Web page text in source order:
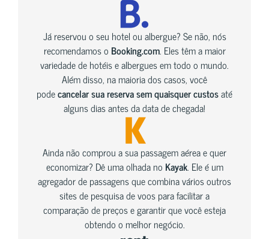
Já reservou o seu hotel ou albergue? Se não, nós
recomendamos o Booking.com. Eles têm a maior
variedade de hotéis e albergues em todo o mundo.
Além disso, na maioria dos casos, você
podecancelar sua reserva sem quaisquer custosaté
alguns dias antes da data de chegada!
Ainda não comprou a sua passagem aérea e quer
economizar? Dê uma olhada no Kayak. Ele é um
agregador de passagens que combina vários outros
sites de pesquisa de voos para facilitar a
comparação de preços e garantir que você esteja
obtendo o melhor negócio.